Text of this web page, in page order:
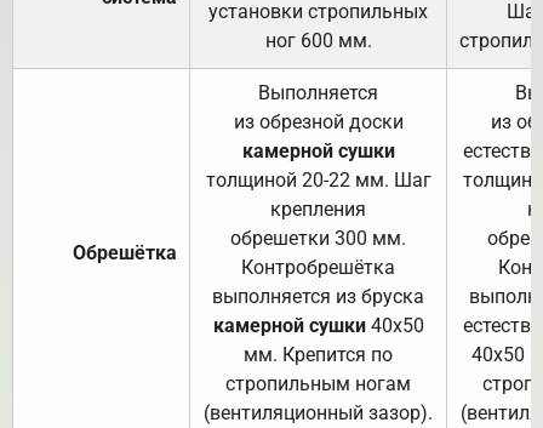
установки стропильных
ног 600 мм.
Обрешётка
Выполняется
из обрезной доски
камерной сушки
толщиной 20-22 мм. Шаг
крепления
обрешетки 300 мм.
Контробрешётка
выполняется из бруска
камерной сушки40х50
мм. Крепится по
стропильным ногам
(вентиляционный зазор).
из
40х50